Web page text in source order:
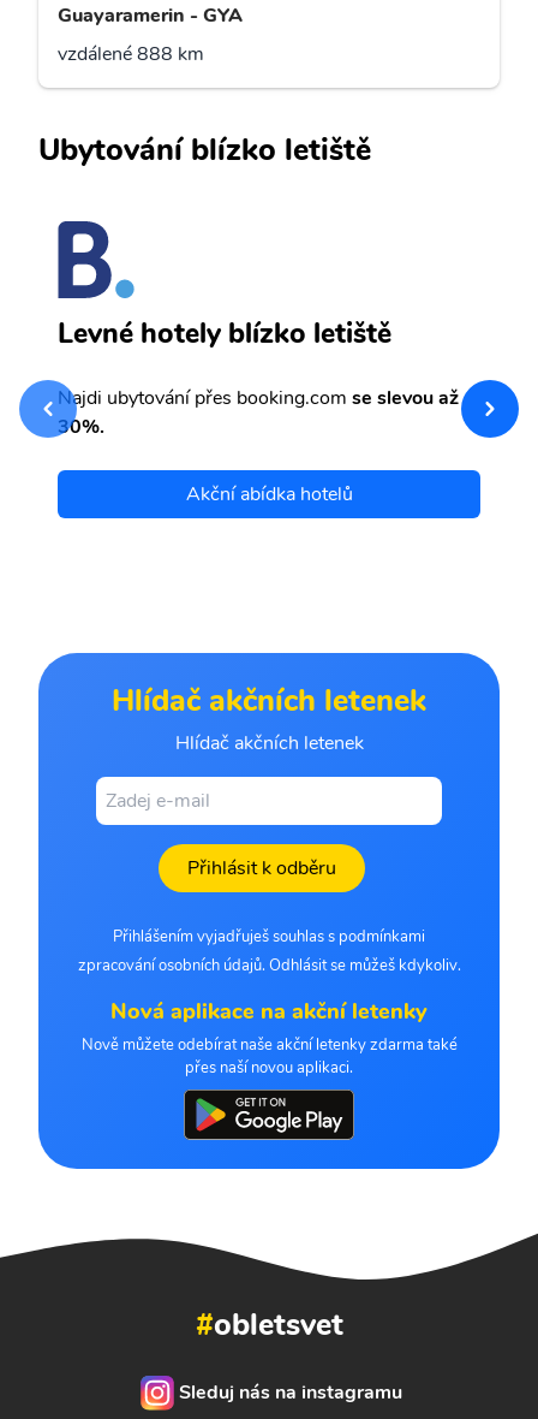
Guayaramerin - GYA
vzdálené 888 km
Ubytování blízko letiště
Levné hotely blízko letiště
Najdi ubytování přes booking.com se slevou až
30%.
Akční abídka hotelů
Hlídač akčních letenek
Hlídač akčních letenek
Přihlásit k odběru
Přihlášením vyjadřuješ souhlas s podmínkami
zpracování osobních údajů. Odhlásit se můžeš kdykoliv.
Nová aplikace na akční letenky
Nově můžete odebírat naše akční letenky zdarma také
přes naší novou aplikaci.
#obletsvet
Sleduj nás na instagramu